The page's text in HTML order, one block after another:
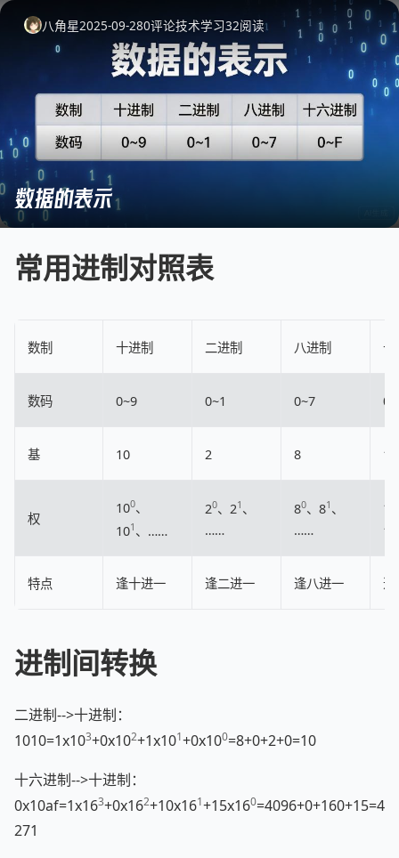
八角星2025-09-280评论技术学习32阅读
数据的表示
常用进制对照表
数制 十进制 二进制 八进制 十
数码 0~9 0~1 0~7
基 10 2 8 16
权
100、
101 、……
20、21 、
……
80、81 、
……
16
16
特点 逢十进一 逢二进一 逢八进一 逢
进制间转换
二进制-->十进制：
1010=1x103+0x102+1x101+0x100=8+0+2+0=10
十六进制-->十进制：
0x10af=1x163+0x162+10x161+15x160=4096+0+160+15=4
271